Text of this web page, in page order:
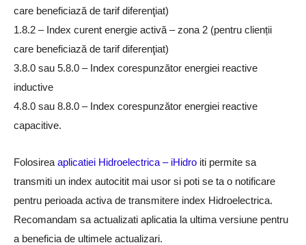
care beneficiază de tarif diferenţiat)
1.8.2 – Index curent energie activă – zona 2 (pentru clienții
care beneficiază de tarif diferenţiat)
3.8.0 sau 5.8.0 – Index corespunzător energiei reactive
inductive
4.8.0 sau 8.8.0 – Index corespunzător energiei reactive
capacitive.
Folosirea aplicatiei Hidroelectrica – iHidro iti permite sa
transmiti un index autocitit mai usor si poti se ta o notificare
pentru perioada activa de transmitere index Hidroelectrica.
Recomandam sa actualizati aplicatia la ultima versiune pentru
a beneficia de ultimele actualizari.